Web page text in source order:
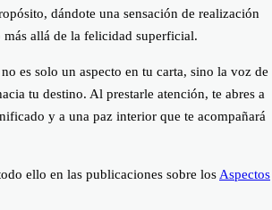
dándote una sensación de realización
más allá de la felicidad superficial.
no es solo un aspecto en tu carta, sino la voz de
tu destino. Al prestarle atención, te abres a
y a una paz interior que te acompañará
ello en las publicaciones sobre los Aspectos